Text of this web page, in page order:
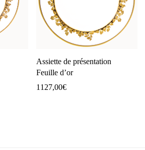
Assiette de présentation
Feuille d’or
1127,00€